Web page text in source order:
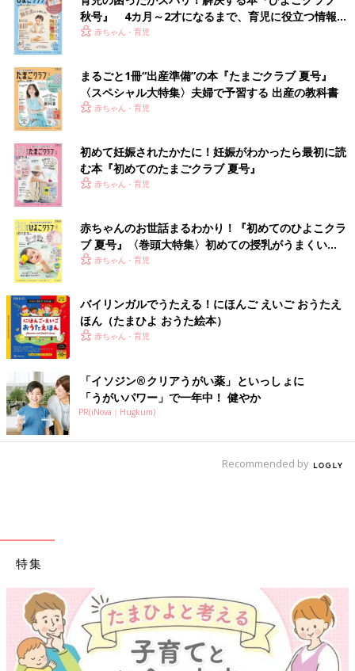
秋号』 4カ月～2才になるまで、育児に役立つ情報が
いっぱい！
赤ちゃん・育児
まるごと1冊“出産準備”の本『たまごクラブ 夏号』
〈スペシャル大特集〉夫婦で予習する 出産の教科書
赤ちゃん・育児
初めて妊娠されたかたに！妊娠がわかったら最初に読
む本『初めてのたまごクラブ 夏号』
赤ちゃん・育児
赤ちゃんのお世話まるわかり！『初めてのひよこクラ
ブ 夏号』〈巻頭大特集〉初めての授乳がうまくい
く！ おっぱい・ミルクの基本と夏のトラブル 解決テ
赤ちゃん・育児
バイリンガルでうたえる！にほんご えいご おうたえ
ほん（たまひよ おうた絵本）
赤ちゃん・育児
「イソジン®クリアうがい薬」といっしょに
「うがいパワー」で一年中！ 健やか
PR(iNova｜Hugkum)
Recommended by
特集